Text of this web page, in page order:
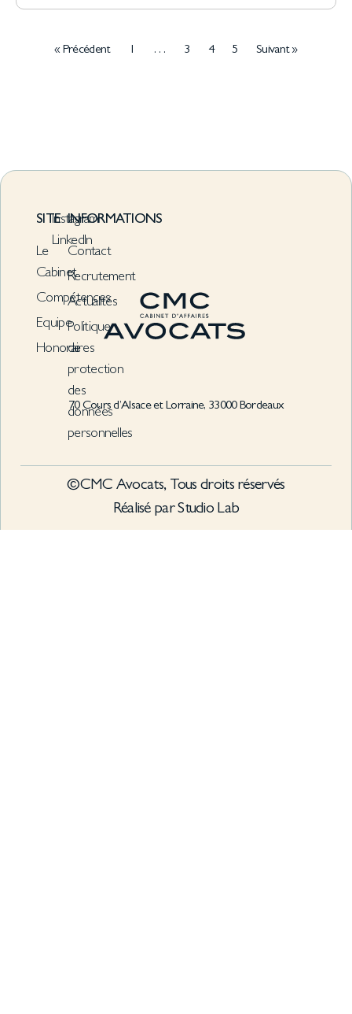
« Précédent 1 … 3 4 5 Suivant »
SITE
Le
Cabinet
Compétences
Equipe
Honoraires
Instagram
LinkedIn
INFORMATIONS
Contact
Recrutement
Actualités
Politique
de
protection
des
données
personnelles
70 Cours d’Alsace et Lorraine, 33000 Bordeaux
©CMC Avocats, Tous droits réservés
Réalisé par Studio Lab